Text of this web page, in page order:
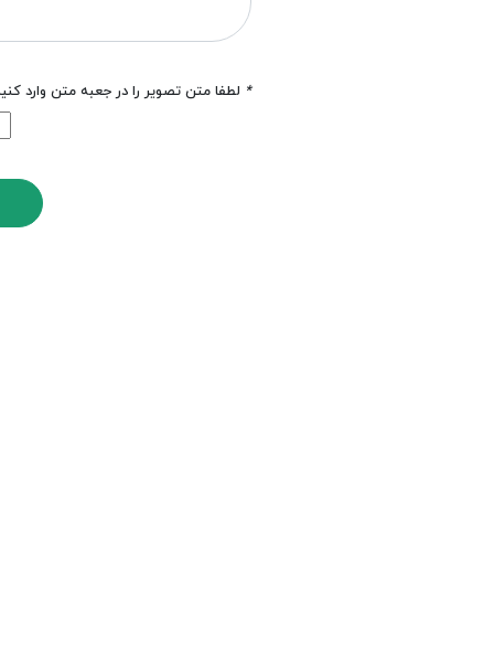
* لطفا متن تصویر را در جعبه متن وارد